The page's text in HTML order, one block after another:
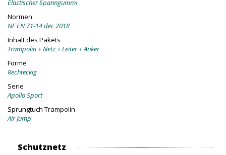
Elastischer Spanngummi
Normen
NF EN 71-14 dec 2018
Inhalt des Pakets
Trampolin + Netz + Leiter + Anker
Forme
Rechteckig
Serie
Apollo Sport
Sprungtuch Trampolin
Air Jump
Schutznetz